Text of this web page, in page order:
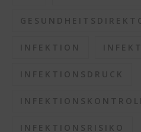
INFEKTION
INFEKTIONSDRUCK
INFEKTIONSRISIKO